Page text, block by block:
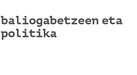
eta
politika